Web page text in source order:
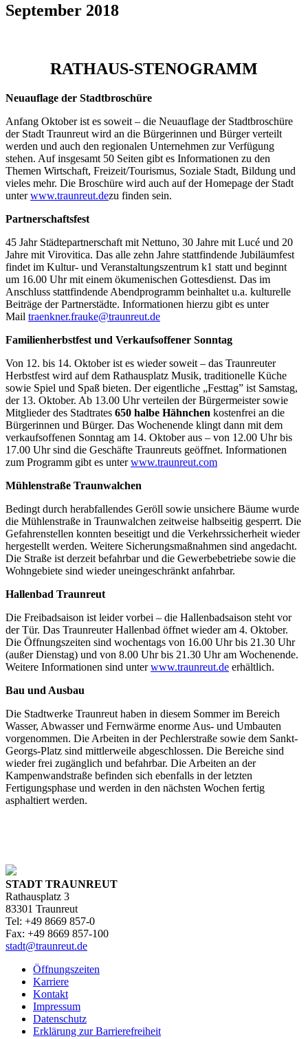
September 2018
RATHAUS-STENOGRAMM
Neuauflage der Stadtbroschüre
Anfang Oktober ist es soweit – die Neuauflage der Stadtbroschüre
der Stadt Traunreut wird an die Bürgerinnen und Bürger verteilt
werden und auch den regionalen Unternehmen zur Verfügung
stehen. Auf insgesamt 50 Seiten gibt es Informationen zu den
Themen Wirtschaft, Freizeit/Tourismus, Soziale Stadt, Bildung und
vieles mehr. Die Broschüre wird auch auf der Homepage der Stadt
unterwww.traunreut.dezu finden sein.
Partnerschaftsfest
45 Jahr Städtepartnerschaft mit Nettuno, 30 Jahre mit Lucé und 20
Jahre mit Virovitica. Das alle zehn Jahre stattfindende Jubiläumfest
findet im Kultur- und Veranstaltungszentrum k1 statt und beginnt
um 16.00 Uhr mit einem ökumenischen Gottesdienst. Das im
Anschluss stattfindende Abendprogramm beinhaltet u.a. kulturelle
Beiträge der Partnerstädte. Informationen hierzu gibt es unter
Mail traenkner.frauke@traunreut.de
Familienherbstfest und Verkaufsoffener Sonntag
Von 12. bis 14. Oktober ist es wieder soweit – das Traunreuter
Herbstfest wird auf dem Rathausplatz Musik, traditionelle Küche
sowie Spiel und Spaß bieten. Der eigentliche „Festtag” ist Samstag,
der 13. Oktober. Ab 13.00 Uhr verteilen der Bürgermeister sowie
Mitglieder des Stadtrates 650 halbe Hähnchen kostenfrei an die
Bürgerinnen und Bürger. Das Wochenende klingt dann mit dem
verkaufsoffenen Sonntag am 14. Oktober aus – von 12.00 Uhr bis
17.00 Uhr sind die Geschäfte Traunreuts geöffnet. Informationen
zum Programm gibt es unterwww.traunreut.com
Mühlenstraße Traunwalchen
Bedingt durch herabfallendes Geröll sowie unsichere Bäume wurde
die Mühlenstraße in Traunwalchen zeitweise halbseitig gesperrt. Die
Gefahrenstellen konnten beseitigt und die Verkehrssicherheit wieder
hergestellt werden. Weitere Sicherungsmaßnahmen sind angedacht.
Die Straße ist derzeit befahrbar und die Gewerbebetriebe sowie die
Wohngebiete sind wieder uneingeschränkt anfahrbar.
Hallenbad Traunreut
Die Freibadsaison ist leider vorbei – die Hallenbadsaison steht vor
der Tür. Das Traunreuter Hallenbad öffnet wieder am 4. Oktober.
Die Öffnungszeiten sind wochentags von 16.00 Uhr bis 21.30 Uhr
(außer Dienstag) und von 8.00 Uhr bis 21.30 Uhr am Wochenende.
Weitere Informationen sind unterwww.traunreut.de erhältlich.
Bau und Ausbau
Die Stadtwerke Traunreut haben in diesem Sommer im Bereich
Wasser, Abwasser und Fernwärme enorme Aus- und Umbauten
vorgenommen. Die Arbeiten in der Pechlerstraße sowie dem Sankt-
Georgs-Platz sind mittlerweile abgeschlossen. Die Bereiche sind
wieder frei zugänglich und befahrbar. Die Arbeiten an der
Kampenwandstraße befinden sich ebenfalls in der letzten
Fertigungsphase und werden in den nächsten Wochen fertig
asphaltiert werden.
STADT TRAUNREUT
Rathausplatz 3
83301 Traunreut
Tel: +49 8669 857-0
Fax: +49 8669 857-100
stadt@traunreut.de
Öffnungszeiten
Karriere
Kontakt
Impressum
Datenschutz
Erklärung zur Barrierefreiheit